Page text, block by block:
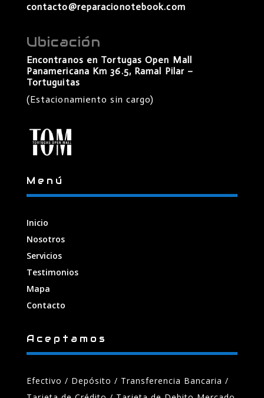
contacto@reparacionotebook.com
Ubicación
Encontranos en Tortugas Open Mall
Panamericana Km 36.5, Ramal Pilar –
Tortuguitas
(Estacionamiento sin cargo)
Menú
Inicio
Nosotros
Servicios
Testimonios
Mapa
Contacto
Aceptamos
Efectivo / Depósito / Transferencia Bancaria /